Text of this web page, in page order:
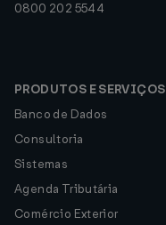
0800 202 5544
PRODUTOS E SERVIÇOS
Banco de Dados
Consultoria
Sistemas
Agenda Tributária
Comércio Exterior